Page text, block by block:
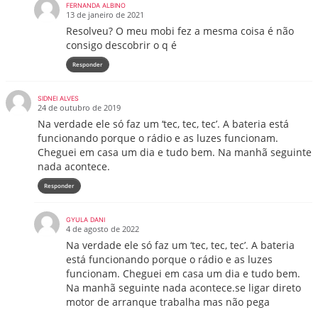
FERNANDA ALBINO
13 de janeiro de 2021
Resolveu? O meu mobi fez a mesma coisa é não
consigo descobrir o q é
Responder
SIDNEI ALVES
24 de outubro de 2019
Na verdade ele só faz um ‘tec, tec, tec’. A bateria está
funcionando porque o rádio e as luzes funcionam.
Cheguei em casa um dia e tudo bem. Na manhã seguinte
nada acontece.
Responder
GYULA DANI
4 de agosto de 2022
Na verdade ele só faz um ‘tec, tec, tec’. A bateria
está funcionando porque o rádio e as luzes
funcionam. Cheguei em casa um dia e tudo bem.
Na manhã seguinte nada acontece.se ligar direto
motor de arranque trabalha mas não pega